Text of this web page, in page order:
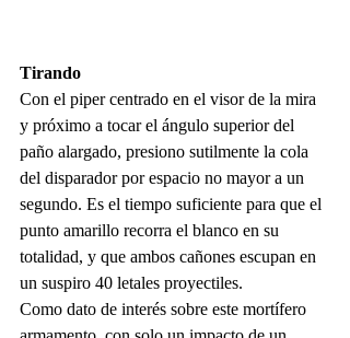
Tirando
Con el piper centrado en el visor de la mira
y próximo a tocar el ángulo superior del
paño alargado, presiono sutilmente la cola
del disparador por espacio no mayor a un
segundo. Es el tiempo suficiente para que el
punto amarillo recorra el blanco en su
totalidad, y que ambos cañones escupan en
un suspiro 40 letales proyectiles.
Como dato de interés sobre este mortífero